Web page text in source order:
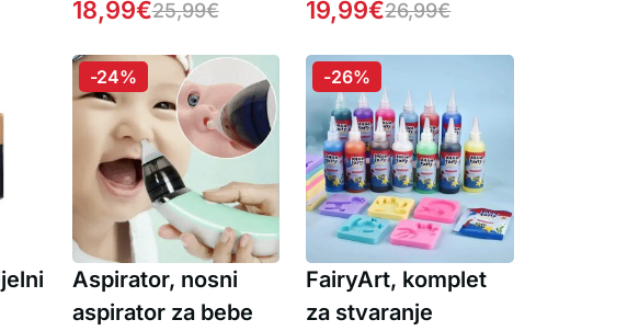
18,99€25,99€
7 u 1 koja potiče
djetetovog razvoja
19,99€26,99€
Aspirator, nosni
aspirator za bebe
-24%
FairyArt, komplet
za stvaranje
-26%